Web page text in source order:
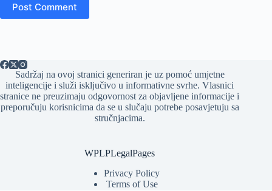
Post Comment
Sadržaj na ovoj stranici generiran je uz pomoć umjetne
inteligencije i služi isključivo u informativne svrhe. Vlasnici
stranice ne preuzimaju odgovornost za objavljene informacije i
preporučuju korisnicima da se u slučaju potrebe posavjetuju sa
stručnjacima.
WPLPLegalPages
Privacy Policy
Terms of Use